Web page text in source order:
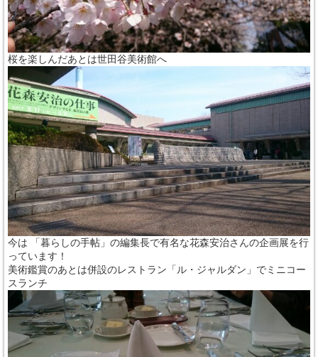
桜を楽しんだあとは世田谷美術館へ
今は 「暮らしの手帖」の編集長で有名な花森安治さんの企画展を行
っています！
美術鑑賞のあとは併設のレストラン「ル・ジャルダン」でミニコー
スランチ